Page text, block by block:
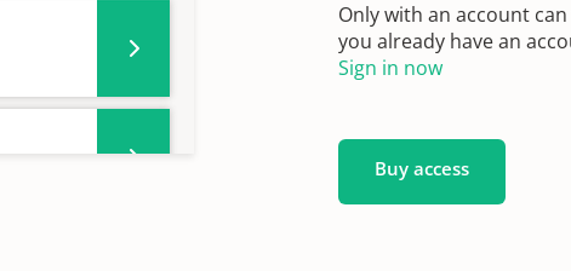
Only with an account
you already have an
Sign in now
Buy access